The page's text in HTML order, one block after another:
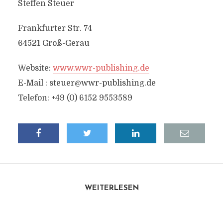
Steffen Steuer
Frankfurter Str. 74
64521 Groß-Gerau
Website: www.wwr-publishing.de
E-Mail : steuer@wwr-publishing.de
Telefon: +49 (0) 6152 9553589
WEITERLESEN